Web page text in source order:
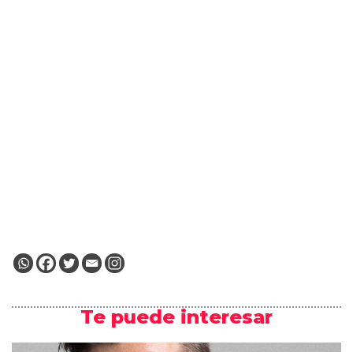
Te puede interesar